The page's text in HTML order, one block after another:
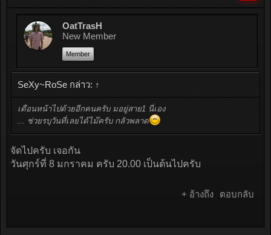
OatTrasH
New Member
Member
SeXy~RoSe กล่าว: ↑
เดือนหน้าไปด้วยอีกคนครับ มอยู่สาย1 นี่เอง
... ช่วยรบุวันที่เลยได้ไม๊ครับ กลัวพลาด
จัดไปครับ เจอกัน
วันศุกร์ที่ 8 มกราคม ครับ 20.00 เป็นต้นไปครับ
+ อ้างถึง ตอบกลับ